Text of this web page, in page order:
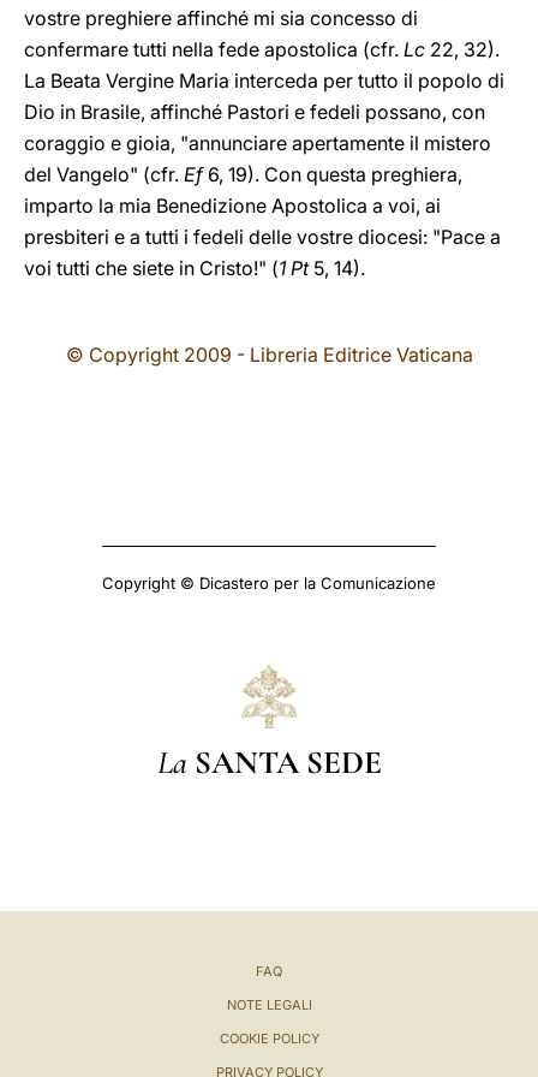
vostre preghiere affinché mi sia concesso di
confermare tutti nella fede apostolica (cfr. Lc 22, 32).
La Beata Vergine Maria interceda per tutto il popolo di
Dio in Brasile, affinché Pastori e fedeli possano, con
coraggio e gioia, "annunciare apertamente il mistero
del Vangelo" (cfr. Ef6, 19). Con questa preghiera,
imparto la mia Benedizione Apostolica a voi, ai
presbiteri e a tutti i fedeli delle vostre diocesi: "Pace a
voi tutti che siete in Cristo!" (1 Pt5, 14).
© Copyright 2009 - Libreria Editrice Vaticana
Copyright © Dicastero per la Comunicazione
La SANTA SEDE
FAQ
NOTE LEGALI
COOKIE POLICY
PRIVACY POLICY